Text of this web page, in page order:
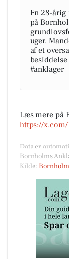
En 28-årig
på
uger.
af et
#anklager
Læs mere på
https://
Data er
Bornholms
Kilde: